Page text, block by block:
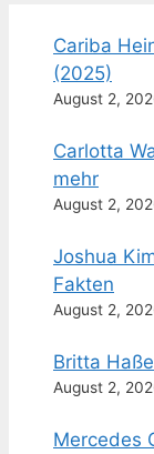
Cariba
(2025)
August 2,
Carlotta
mehr
August 2,
Joshua
Fakten
August 2,
Britta
August 2,
Mercedes